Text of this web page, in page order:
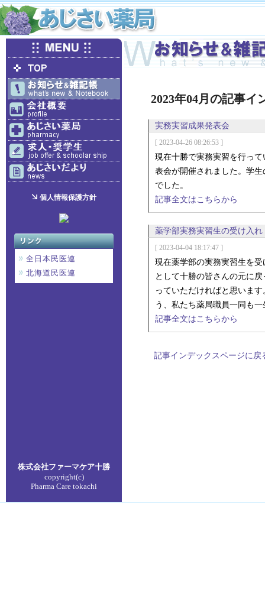
個人情報保護方針
全日本民医連
北海道民医連
2023年04月の記事イ
実務実習成果発表会
[ 2023-04-26 08:26:53 ]
現在十勝で実務実習を行っ
表会が開催されました。学
でした。
記事全文はこちらから
薬学部実務実習生の受け入れ
[ 2023-04-04 18:17:47 ]
現在薬学部の実務実習生を
として十勝の皆さんの元に
っていただければと思いま
う、私たち薬局職員一同も
記事全文はこちらから
記事インデックスページに戻
株式会社ファーマケア十勝
copyright(c)
Pharma Care tokachi